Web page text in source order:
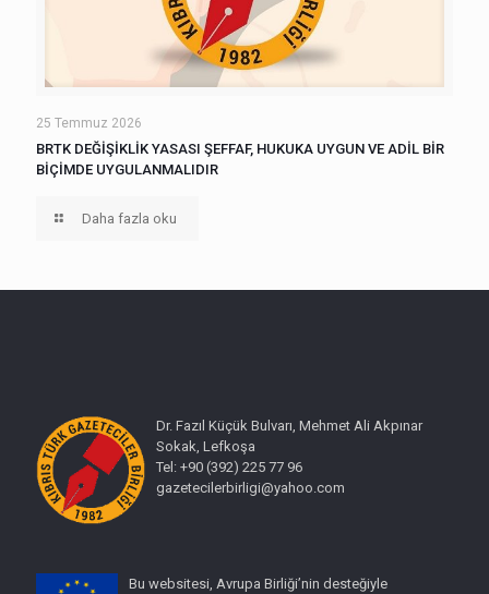
25 Temmuz 2026
BRTK DEĞİŞİKLİK YASASI ŞEFFAF, HUKUKA UYGUN VE ADİL BİR
BİÇİMDE UYGULANMALIDIR
Daha fazla oku
Dr. Fazıl Küçük Bulvarı, Mehmet Ali Akpınar
Sokak, Lefkoşa
Tel: +90 (392) 225 77 96
gazetecilerbirligi@yahoo.com
Bu websitesi, Avrupa Birliği’nin desteğiyle